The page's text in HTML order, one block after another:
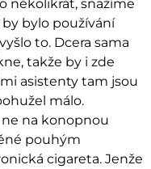
několikrát, snažíme
bylo používání
to. Dcera sama
takže by i zde
asistenty tam jsou
málo.
na konopnou
pouhým
cigareta. Jenže